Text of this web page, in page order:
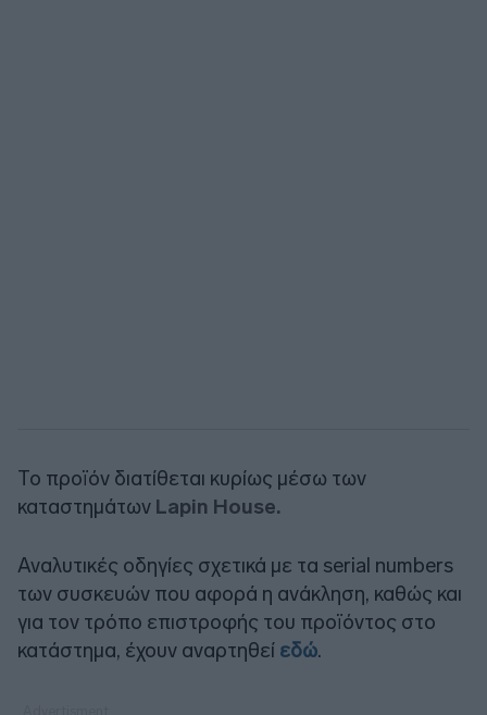
Το προϊόν διατίθεται κυρίως μέσω των
καταστημάτων Lapin House.
Αναλυτικές οδηγίες σχετικά με τα serial numbers
των συσκευών που αφορά η ανάκληση, καθώς και
για τον τρόπο επιστροφής του προϊόντος στο
κατάστημα, έχουν αναρτηθεί εδώ.